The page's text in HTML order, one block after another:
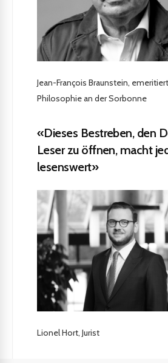
Jean-François Braunstein,
Philosophie an der Sorbonne
«Dieses Bestreben, den
Leser zu öffnen, macht
lesenswert»
Lionel Hort, Jurist